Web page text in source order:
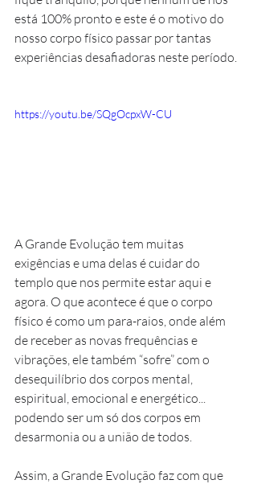
está 100% pronto e este é o motivo do
nosso corpo físico passar por tantas
experiências desafiadoras neste período.
https://youtu.be/SQgOcpxW-CU
A Grande Evolução tem muitas
exigências e uma delas é cuidar do
templo que nos permite estar aqui e
agora. O que acontece é que o corpo
físico é como um para-raios, onde além
de receber as novas frequências e
vibrações, ele também “sofre” com o
desequilíbrio dos corpos mental,
espiritual, emocional e energético...
podendo ser um só dos corpos em
desarmonia ou a união de todos.
Assim, a Grande Evolução faz com que